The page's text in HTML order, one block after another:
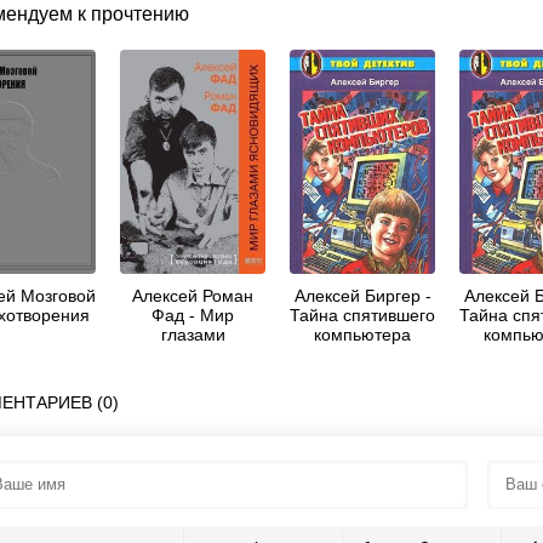
к прочтению
Мозговой
Алексей Роман
Фад - Мир
глазами
Алексей Биргер -
Тайна спятившего
компьютера
Алексей
Тайна
(0)